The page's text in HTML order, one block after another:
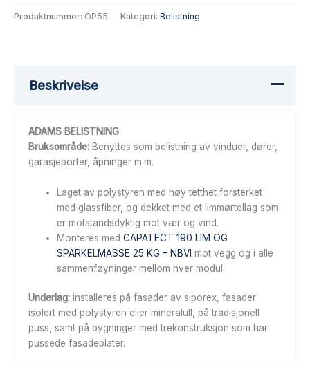
Produktnummer: OP55 Kategori: Belistning
Beskrivelse
ADAMS BELISTNING
Bruksområde: Benyttes som belistning av vinduer, dører,
garasjeporter, åpninger m.m.
Laget av polystyren med høy tetthet forsterket
med glassfiber, og dekket med et limmørtellag som
er motstandsdyktig mot vær og vind.
Monteres medCAPATECT 190 LIM OG
SPARKELMASSE 25 KG – NBVI mot vegg og i alle
sammenføyninger mellom hver modul.
Underlag: installeres på fasader av siporex, fasader
isolert med polystyren eller mineralull, på tradisjonell
puss, samt på bygninger med trekonstruksjon som har
pussede fasadeplater.